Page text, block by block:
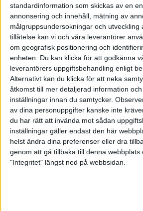
standardinformation som skickas av en
annonsering och innehåll, mätning av
målgruppsundersokningar och utveckling
tillåtelse kan vi och våra leverantörer
om geografisk positionering och
enheten. Du kan klicka för att godkänna
leverantörers uppgiftsbehandling enligt
Alternativt kan du klicka för att neka
åtkomst till mer detaljerad information
inställningar innan du samtycker.
av dina personuppgifter kanske inte
du har rätt att invända mot sådan
inställningar gäller endast den här
helst ändra dina preferenser eller dra
genom att gå tillbaka till denna webbplats
"Integritet" längst ned på webbsidan.
28 jun 1998
Maratonlöparna bäst i Trosa
I år fick Andervang kransen
27 jun 1998
Intresset ökar för Lidingöloppet
26 jun 1998
Värmemara
väntarvärldsmästaraspiranter
24 jun 1998